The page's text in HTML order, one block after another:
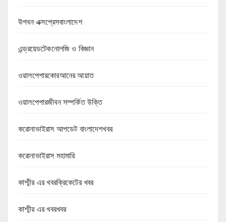
উপবন এক্সপ্রেসবাংলাদেশ
এন্ড্রয়েডটেকনোলজি ও বিজ্ঞান
ওয়ালপেপারকোরআনের আয়াত
ওয়ালপেপারজীবন সম্পর্কিত উক্তি
করোনাভাইরাস আপডেট বাংলাদেশখবর
করোনাভাইরাস মহামারি
কাশ্মীর এর খবরক্রিকেটের খবর
কাশ্মীর এর খবরখবর